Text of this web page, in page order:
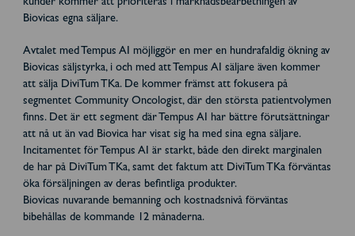
kunder kommer att prioriteras i marknadsbearbetningen av
Biovicas egna säljare.
Avtalet med Tempus AI möjliggör en mer en hundrafaldig ökning av
Biovicas säljstyrka, i och med att Tempus AI säljare även kommer
att sälja DiviTum TKa. De kommer främst att fokusera på
segmentet Community Oncologist, där den största patientvolymen
finns. Det är ett segment där Tempus AI har bättre förutsättningar
att nå ut än vad Biovica har visat sig ha med sina egna säljare.
Incitamentet för Tempus AI är starkt, både den direkt marginalen
de har på DiviTum TKa, samt det faktum att DiviTum TKa förväntas
öka försäljningen av deras befintliga produkter.
Biovicas nuvarande bemanning och kostnadsnivå förväntas
bibehållas de kommande 12 månaderna.